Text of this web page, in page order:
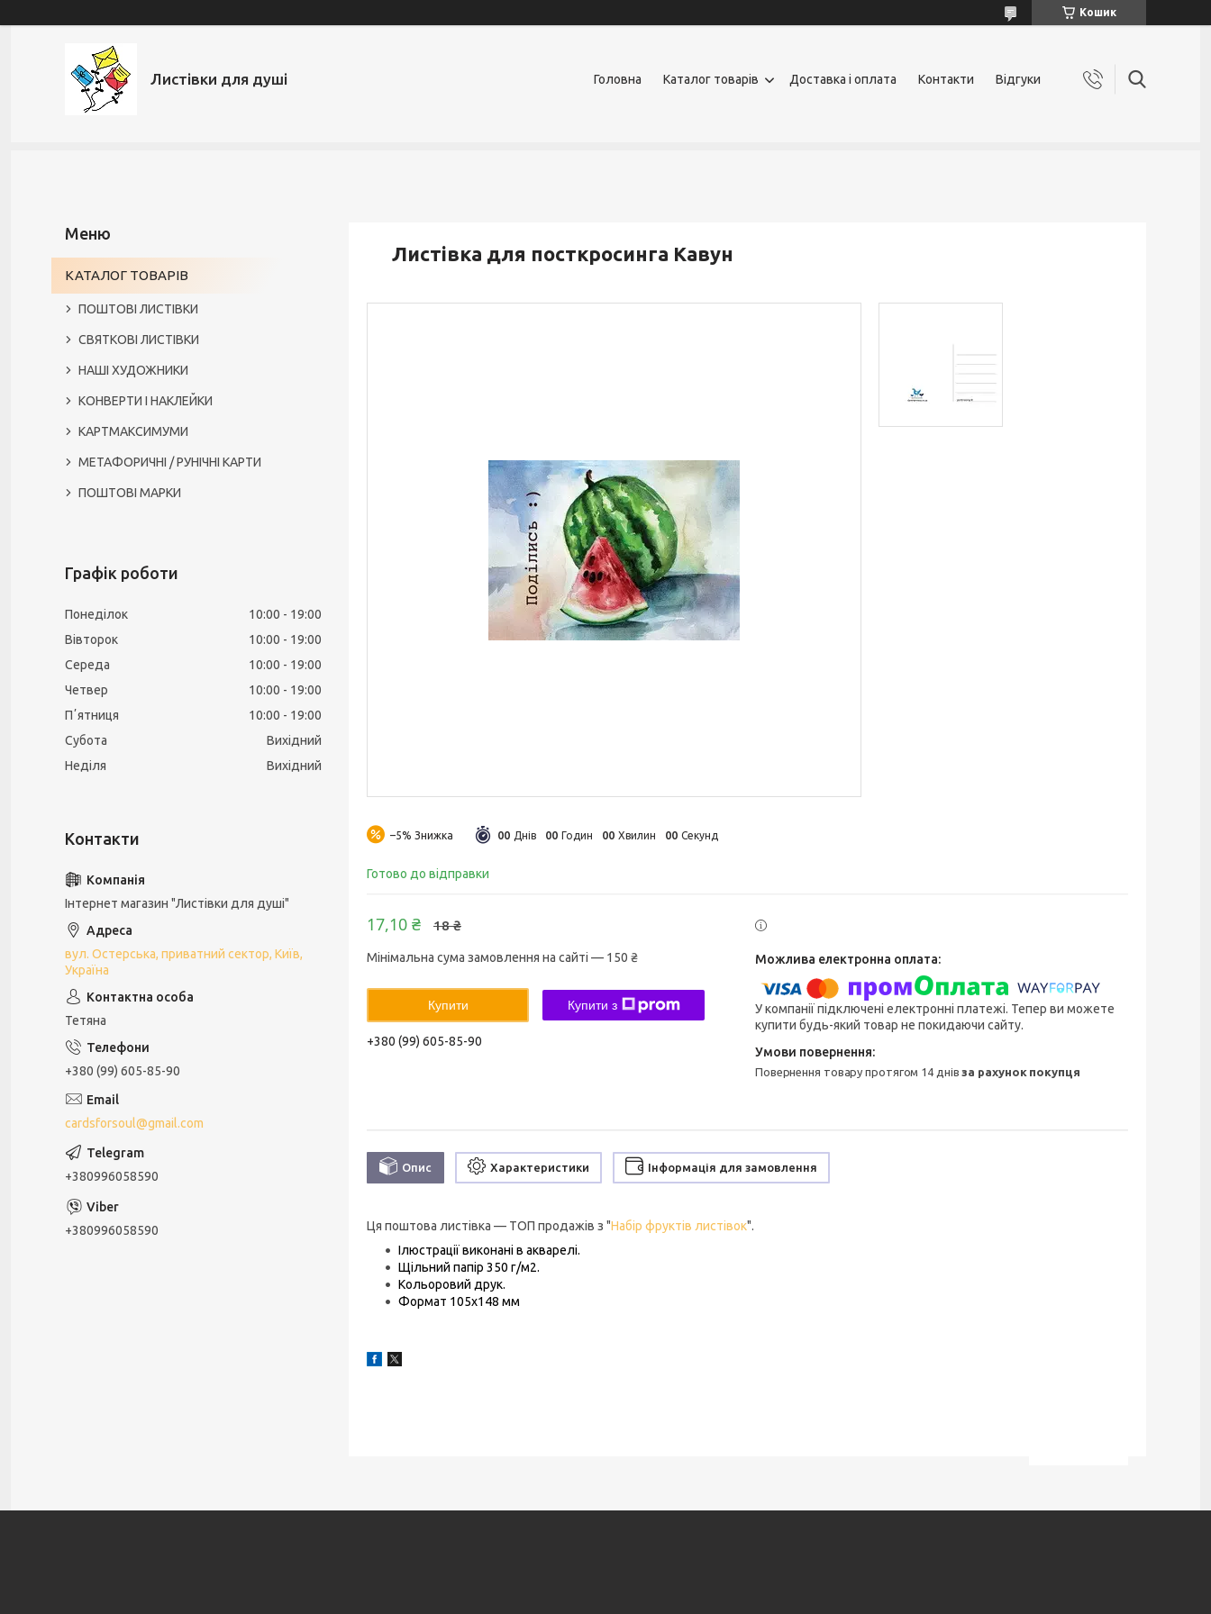
Кошик
Листівки для душі Головна Каталог товарів Доставка і оплата Контакти Відгуки
Листівка для посткросинга Кавун
–5% 00 Днів 00 Годин 00 Хвилин 00 Секунд
Готово до відправки
18 ₴
17,10 ₴
Мінімальна сума замовлення на сайті — 150 ₴
Купити Купити з
+380 (99) 605-85-90
У компанії підключені електронні платежі. Тепер ви можете
купити будь-який товар не покидаючи сайту.
повернення товару протягом 14 днівза рахунок покупця
Опис Характеристики Інформація для замовлення
Ця поштова листівка — ТОП продажів з "Набір фруктів листівок".
Ілюстрації виконані в акварелі.
Щільний папір 350 г/м2.
Кольоровий друк.
Формат 105х148 мм
КАТАЛОГ ТОВАРІВ
ПОШТОВІ ЛИСТІВКИ
СВЯТКОВІ ЛИСТІВКИ
НАШІ ХУДОЖНИКИ
КОНВЕРТИ І НАКЛЕЙКИ
КАРТМАКСИМУМИ
МЕТАФОРИЧНІ / РУНІЧНІ КАРТИ
ПОШТОВІ МАРКИ
Графік роботи
Понеділок 10:00
19:00
Вівторок
10:00
19:00
Середа
10:00
19:00
Четвер
10:00
19:00
Пʼятниця
10:00
19:00
Субота
Вихідний
Неділя
Вихідний
Інтернет магазин "Листівки для душі"
вул. Остерська, приватний сектор, Київ,
Україна
Тетяна
+380 (99) 605-85-90
cardsforsoul@gmail.com
+380996058590
+380996058590